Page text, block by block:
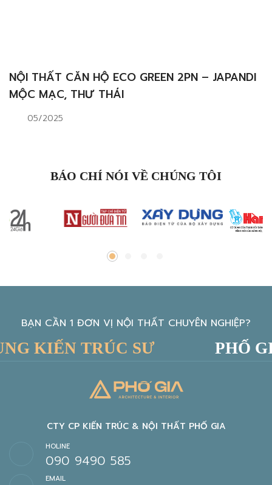
NỘI THẤT CĂN HỘ ECO GREEN 2PN – JAPANDI
MỘC MẠC, THƯ THÁI
05/2025
BÁO CHÍ NÓI VỀ CHÚNG TÔI
BẠN CẦN 1 ĐƠN VỊ NỘI THẤT CHUYÊN NGHIỆP?
KIẾN TRÚC SƯ PHỐ GIA
HOLINE
090 9490 585
CTY CP KIẾN TRÚC & NỘI THẤT PHỐ GIA
EMAIL